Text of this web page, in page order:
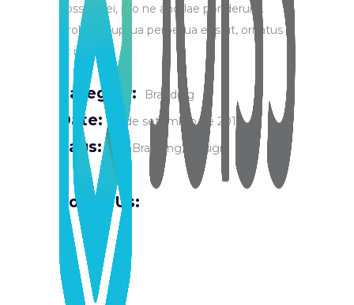
possit mei, pro ne ancillae ponderum.
Probo voluptua perpetua eos ut, ornatus
et ius.
Category: Branding
Date: 12 de setembro de 2018
Tags: Art Branding Design
Follow Us: